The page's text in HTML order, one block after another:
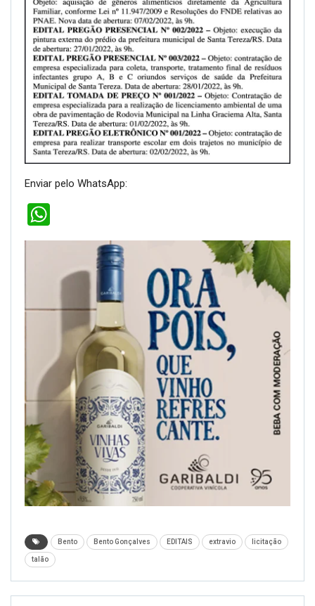
Enviar pelo WhatsApp:
Bento Bento Gonçalves EDITAIS extravio licitação
talão